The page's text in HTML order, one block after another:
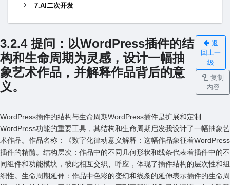
7.AI二次开发
3.2.4 提问：以WordPress插件的结
构和⽣命周期为灵感，设计⼀幅抽
象艺术作品，并解释作品背后的意
义。
返
回上一
级
复制
内容
WordPress插件的结构与⽣命周期WordPress插件是扩展和定制
WordPress功能的重要⼯具，其结构和⽣命周期启发我设计了⼀幅抽象艺
术作品。作品名称：《数字化律动意义解释：这幅作品象征着WordPress
插件的精髓。结构层次：作品中的不同⼏何形状和线条代表着插件中的不
同组件和功能模块，彼此相互交织、呼应，体现了插件结构的层次性和组
织性。⽣命周期延伸：作品中⾊彩的变幻和线条的延伸表⽰插件的⽣命周